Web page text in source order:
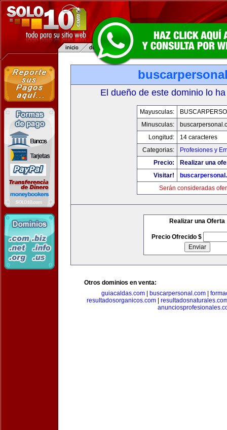
El dueño de este dominio lo
Mayusculas:
Minusculas:
Longitud:
14 caracteres
Categorias:
Profesiones y
Precio:
Realizar una
Visitar!
Serán consideradas
Realizar una Oferta
Precio Ofrecido $
Otros dominios en venta:
guiacaldas.com
buscarpersonal.com
resultadosorganicos.com